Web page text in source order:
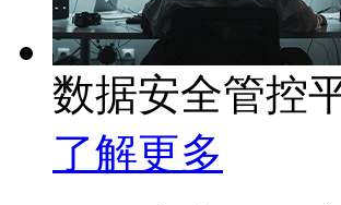
数据安全管控
了解更多